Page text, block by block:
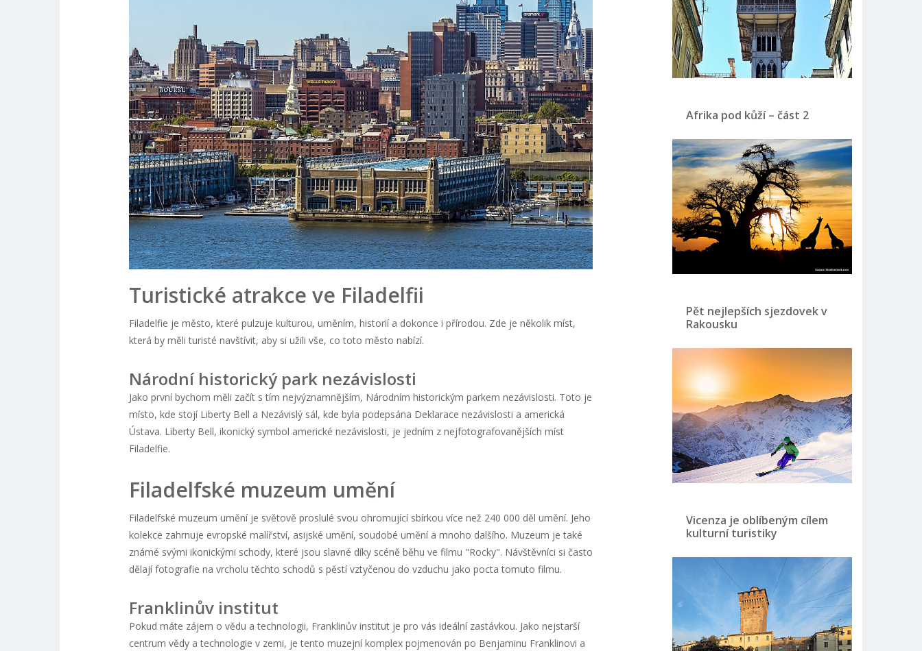
Turistické atrakce ve Filadelfii
Filadelfie je město, které pulzuje kulturou, uměním, historií a dokonce i přírodou. Zde je několik míst,
která by měli turisté navštívit, aby si užili vše, co toto město nabízí.
Národní historický park nezávislosti
Jako první bychom měli začít s tím nejvýznamnějším, Národním historickým parkem nezávislosti. Toto je
místo, kde stojí Liberty Bell a Nezávislý sál, kde byla podepsána Deklarace nezávislosti a americká
Ústava. Liberty Bell, ikonický symbol americké nezávislosti, je jedním z nejfotografovanějších míst
Filadelfie.
Filadelfské muzeum umění
Filadelfské muzeum umění je světově proslulé svou ohromující sbírkou více než 240 000 děl umění. Jeho
kolekce zahrnuje evropské malířství, asijské umění, soudobé umění a mnoho dalšího. Muzeum je také
známé svými ikonickými schody, které jsou slavné díky scéně běhu ve filmu "Rocky". Návštěvníci si často
dělají fotografie na vrcholu těchto schodů s pěstí vztyčenou do vzduchu jako pocta tomuto filmu.
Franklinův institut
Pokud máte zájem o vědu a technologii, Franklinův institut je pro vás ideální zastávkou. Jako nejstarší
centrum vědy a technologie v zemi, je tento muzejní komplex pojmenován po Benjaminu Franklinovi a
Afrika pod kůží – část 2
Pět nejlepších sjezdovek v
Rakousku
Vicenza je oblíbeným cílem
kulturní turistiky